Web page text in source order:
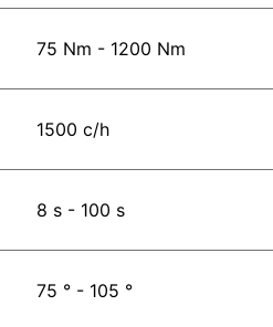
75 Nm - 1200 Nm
1500 c/h
8 s - 100 s
75 ° - 105 °